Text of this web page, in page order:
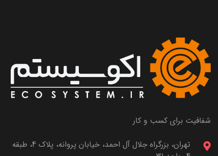
شفافیت برای کسب و کار
تهران، بزرگراه جلال آل احمد، خیابان پروانه، پلاک 4، طبقه